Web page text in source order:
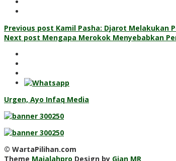
Post
navigation
Previous post Kamil Pasha: Djarot Melakukan
Next post Mengapa Merokok Menyebabkan
Urgen, Ayo Infaq Media
© WartaPilihan.com
Theme Majalahpro Design by Gian MR